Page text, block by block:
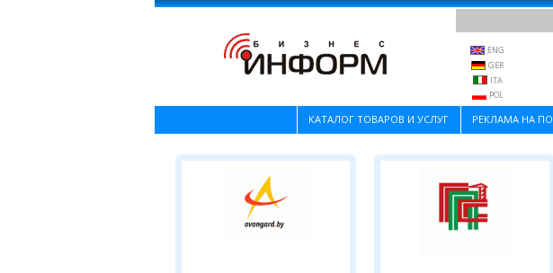
ENG
GER
ITA
POL
КАТАЛОГ ТОВАРОВ И УСЛУГ РЕКЛАМА НА